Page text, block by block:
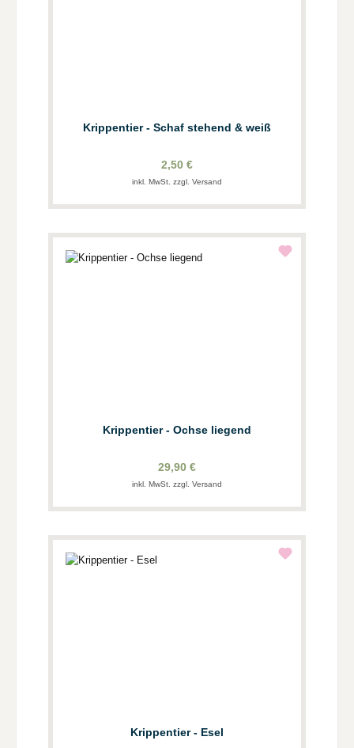
Krippentier - Schaf stehend & weiß
2,50 €
inkl. MwSt. zzgl. Versand
Krippentier - Ochse liegend
29,90 €
inkl. MwSt. zzgl. Versand
Krippentier - Esel